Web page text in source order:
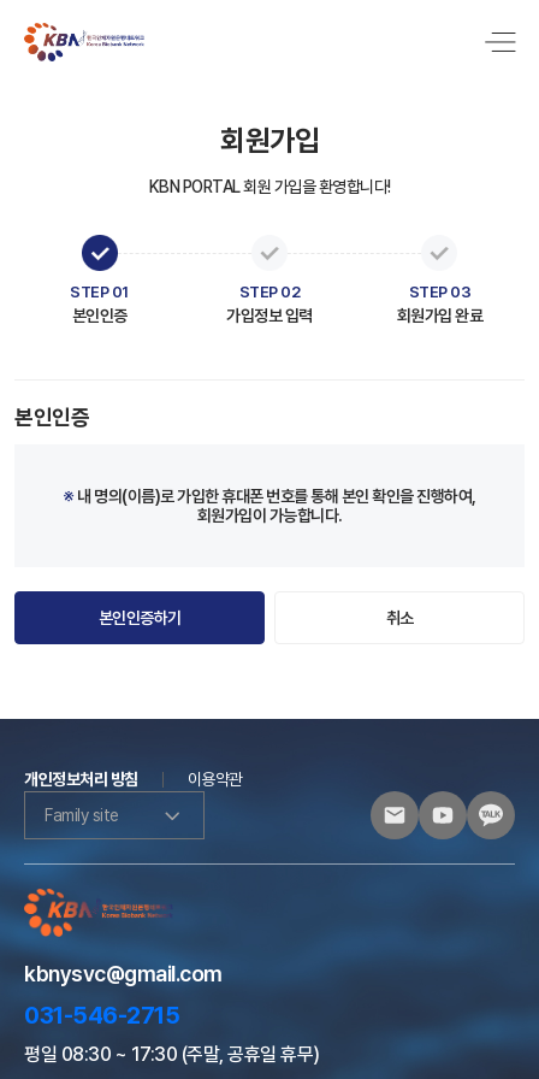
회원가입
KBN PORTAL 회원 가입을 환영합니다!
STEP 01
본인인증
STEP 02
가입정보 입력
STEP 03
회원가입 완료
본인인증
※내 명의(이름)로 가입한 휴대폰 번호를 통해 본인 확인을 진행하여,
회원가입이 가능합니다.
본인인증하기 취소
개인정보처리 방침
이용약관
Family site
kbnysvc@gmail.com
031-546-2715
평일 08:30 ~ 17:30 (주말, 공휴일 휴무)